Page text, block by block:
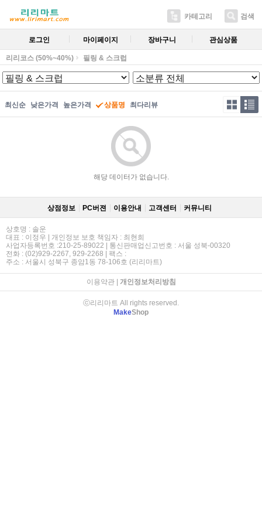
카테고리 검색
로그인 마이페이지 장바구니 관심상품
리리코스 (50%~40%) 필링 & 스크럽
최신순 낮은가격 높은가격 상품명 최다리뷰
해당 데이터가 없습니다.
상점정보 PC버젼 이용안내 고객센터 커뮤니티
상호명 : 솔운
대표 : 이정우 | 개인정보 보호 책임자 : 최현희
사업자등록번호 :210-25-89022 | 통신판매업신고번호 : 서울 성북-00320
전화 : (02)929-2267, 929-2268 | 팩스 :
주소 : 서울시 성북구 종암1동 78-106호 (리리마트)
이용약관| 개인정보처리방침
ⓒ리리마트 All rights reserved.
MakeShop